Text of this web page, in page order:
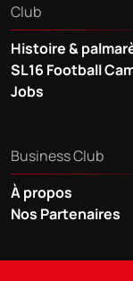
Club
Histoire &
SL16 Football
Jobs
Business Club
À propos
Nos Partenaires